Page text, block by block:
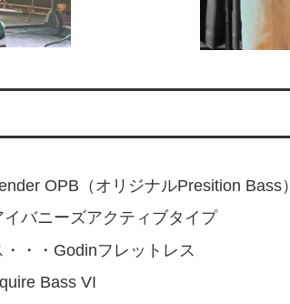
OPB（オリジナルPresition Bass）
バニーズアクティブタイプ
・・Godinフレットレス
Bass VI